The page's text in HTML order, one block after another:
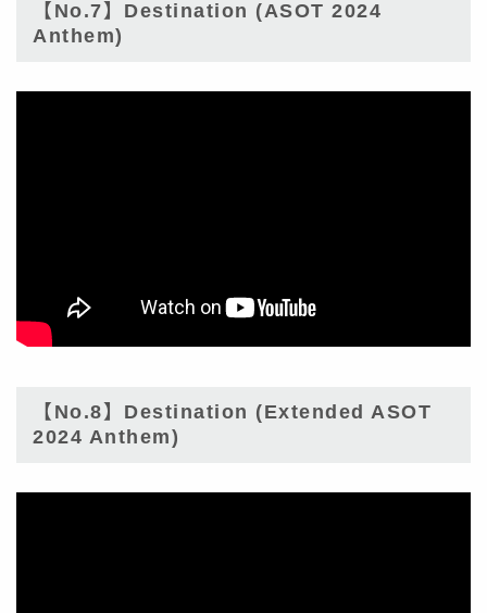
【No.7】Destination (ASOT 2024
Anthem)
【No.8】Destination (Extended ASOT
2024 Anthem)